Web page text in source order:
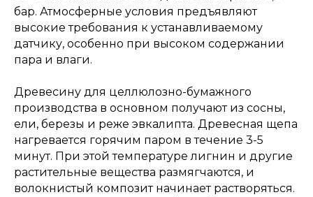
бар. Атмосферные условия предъявляют
высокие требования к устанавливаемому
датчику, особенно при высоком содержании
пара и влаги.
Древесину для целлюлозно-бумажного
производства в основном получают из сосны,
ели, березы и реже эвкалипта. Древесная щепа
нагревается горячим паром в течение 3-5
минут. При этой температуре лигнин и другие
растительные вещества размягчаются, и
волокнистый композит начинает растворяться.